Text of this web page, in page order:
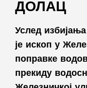
ДОЛАЦ
Услед
је ископ у
поправке
прекиду